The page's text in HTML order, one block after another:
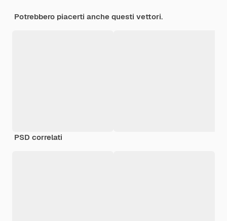
Potrebbero piacerti anche questi vettori.
PSD correlati